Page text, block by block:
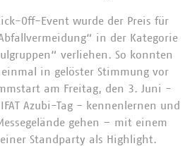
Off-Event wurde der Preis für
in der Kategorie
verliehen. So konnten
in gelöster Stimmung vor
am Freitag, den 3. Juni -
Azubi-Tag - kennenlernen und
gehen – mit einem
Standparty als Highlight.